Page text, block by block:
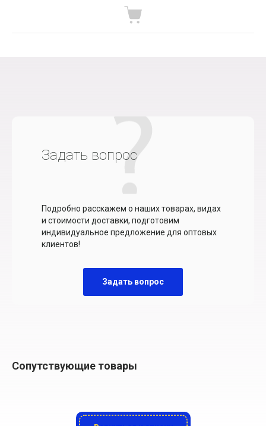
Задать вопрос
Подробно расскажем о наших товарах, видах
и стоимости доставки, подготовим
индивидуальное предложение для оптовых
клиентов!
Задать вопрос
Сопутствующие товары